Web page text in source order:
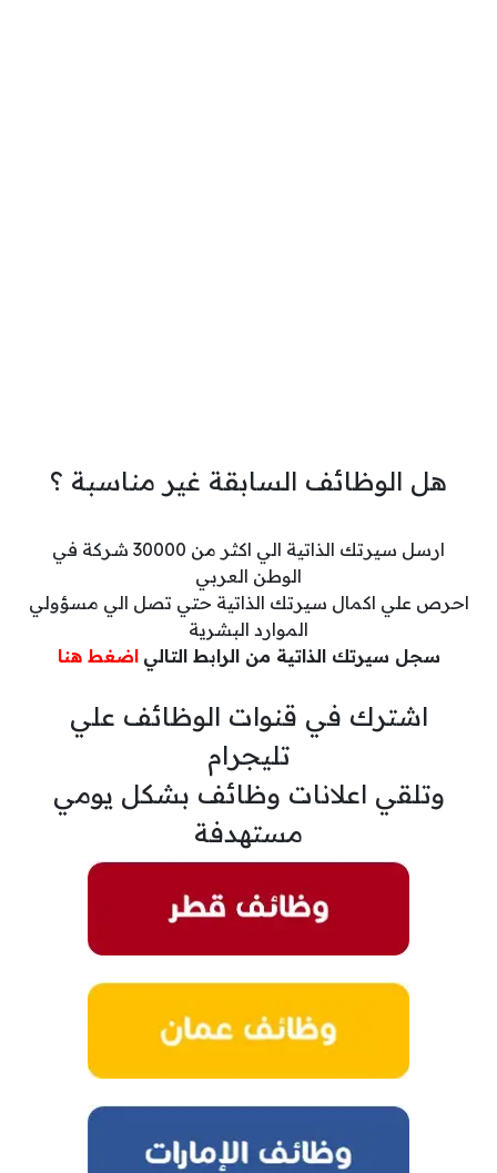
هل الوظائف السابقة غير مناسبة ؟
ارسل سيرتك الذاتية الي اكثر من 30000 شركة في
الوطن العربي
احرص علي اكمال سيرتك الذاتية حتي تصل الي مسؤولي
الموارد البشرية
سجل سيرتك الذاتية من الرابط التالي اضغط هنا
اشترك في قنوات الوظائف علي
تليجرام
وتلقي اعلانات وظائف بشكل يومي
مستهدفة